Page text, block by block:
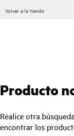
Volver a la tienda
Producto
Realice otra
encontrar los